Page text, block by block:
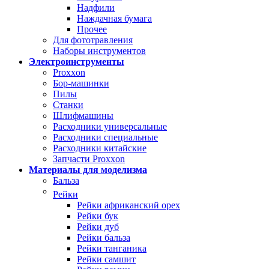
Надфили
Наждачная бумага
Прочее
Для фототравления
Наборы инструментов
Электроинструменты
Proxxon
Бор-машинки
Пилы
Станки
Шлифмашины
Расходники универсальные
Расходники специальные
Расходники китайские
Запчасти Proxxon
Материалы для моделизма
Бальза
Рейки
Рейки африканский орех
Рейки бук
Рейки дуб
Рейки бальза
Рейки танганика
Рейки самшит